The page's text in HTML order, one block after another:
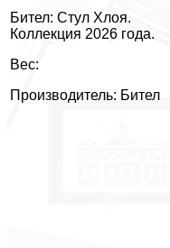
Бител: Стул Хлоя.
Коллекция 2026 года.
Вес:
Производитель: Бител